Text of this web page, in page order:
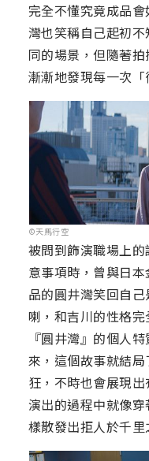
完全不懂究竟成品
灣也笑稱自己起初
同的場景，但隨著
漸漸地發現每一次「
©天馬行空
被問到飾演職場上
意事項時，曾與日
品的圓井灣笑回自
喇，和吉川的性格
『圓井灣』的個人
來，這個故事就結
狂，不時也會展現
演出的過程中就像
樣散發出拒人於千里